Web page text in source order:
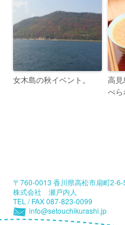
女木島の秋イベント。
高
べら
〒760-0013 香川県高松市扇町2-
株式会社 瀬戸内人
TEL / FAX 087-823-0099
info@setouchikurashi.jp